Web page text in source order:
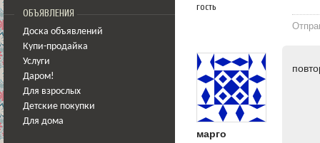
ОБЪЯВЛЕНИЯ
Доска объявлений
Купи-продайка
Услуги
Даром!
Для взрослых
Детские покупки
Для дома
гость
марго